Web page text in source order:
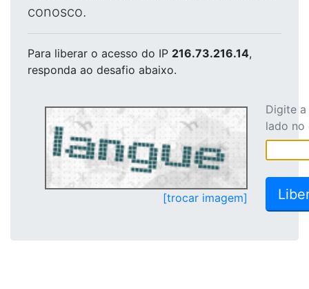
conosco.
Para liberar o acesso do IP 216.73.216.14,
responda ao desafio abaixo.
[trocar imagem]
Digite
lado no